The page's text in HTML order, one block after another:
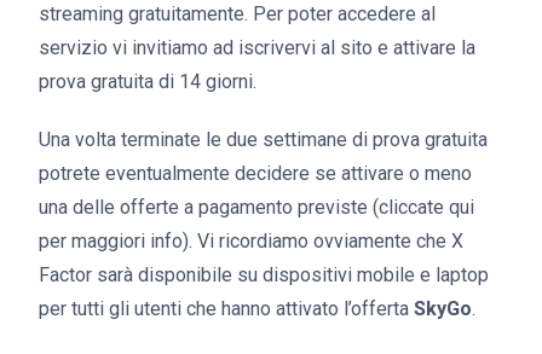
streaming gratuitamente. Per poter accedere al
servizio vi invitiamo ad iscrivervi al sito e attivare la
prova gratuita di 14 giorni.
Una volta terminate le due settimane di prova gratuita
potrete eventualmente decidere se attivare o meno
una delle offerte a pagamento previste (cliccate qui
per maggiori info). Vi ricordiamo ovviamente che X
Factor sarà disponibile su dispositivi mobile e laptop
per tutti gli utenti che hanno attivato l’offerta SkyGo.